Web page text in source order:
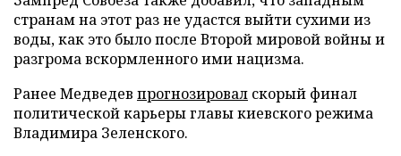
странам на этот раз не удастся выйти сухими из
воды, как это было после Второй мировой войны и
разгрома вскормленного ими нацизма.
Ранее Медведев прогнозировал скорый финал
политической карьеры главы киевского режима
Владимира Зеленского.